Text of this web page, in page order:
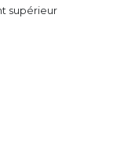
supérieur